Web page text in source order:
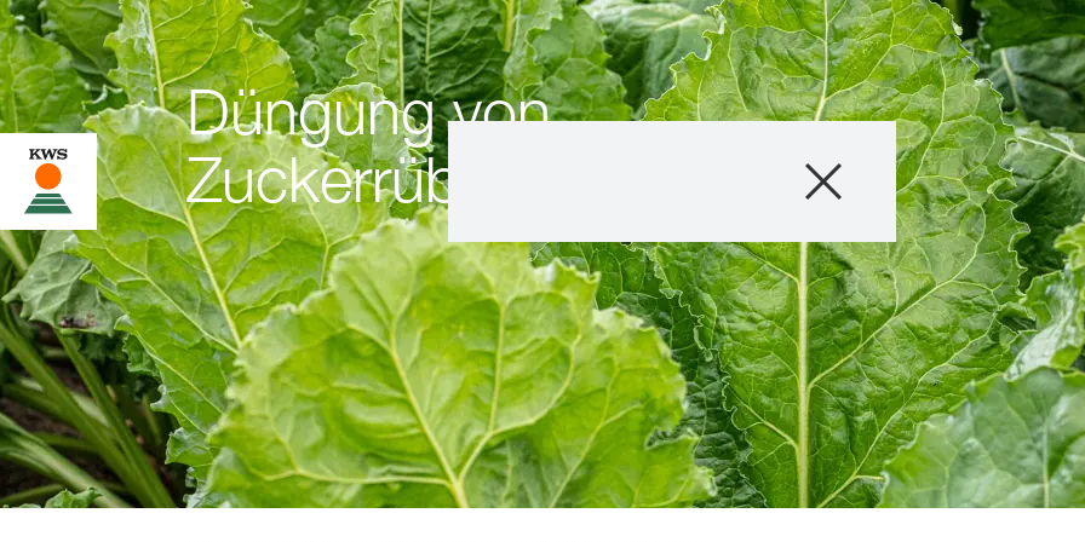
Produkte
Beratung
Stories & Events
Digitale Services
Über uns
Düngung von
Zuckerrübenbeständen